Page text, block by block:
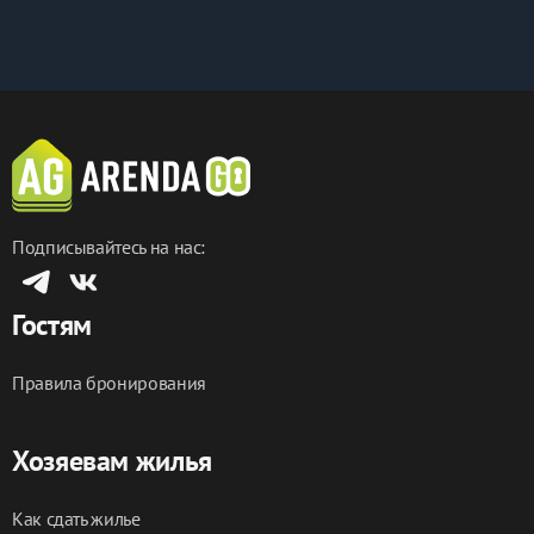
Подписывайтесь на нас:
Гостям
Правила бронирования
Хозяевам жилья
Как сдать жилье